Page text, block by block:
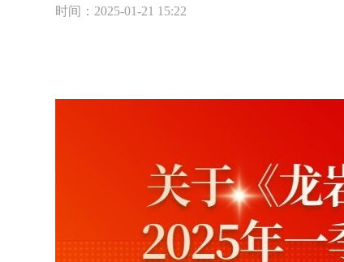
时间：2025-01-21 15:22